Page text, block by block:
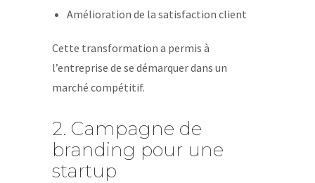
Amélioration de la satisfaction client
Cette transformation a permis à
l’entreprise de se démarquer dans un
marché compétitif.
2. Campagne de
branding pour une
startup